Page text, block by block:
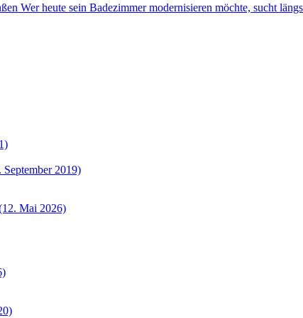
Wer heute sein Badezimmer modernisieren möchte, sucht
2019)
Mai 2026)